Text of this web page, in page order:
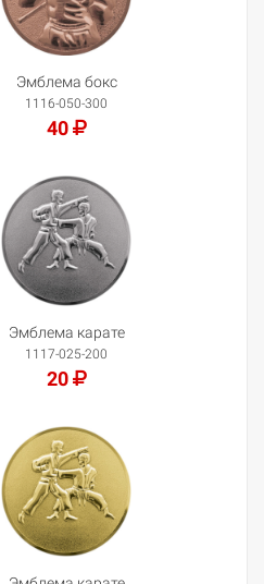
Эмблема бокс
1116-050-300
40
Добавить в корзину
Эмблема карате
1117-025-200
20
Добавить в корзину